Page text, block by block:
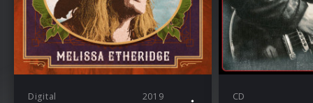
Digital 2019 CD